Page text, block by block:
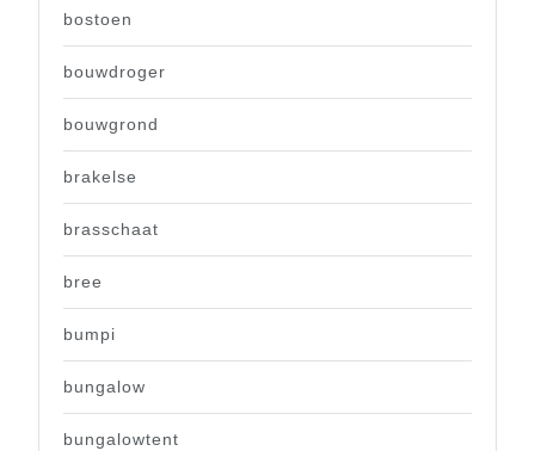
bostoen
bouwdroger
bouwgrond
brakelse
brasschaat
bree
bumpi
bungalow
bungalowtent